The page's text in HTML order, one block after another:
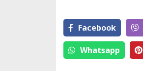
Facebook
Whatsapp